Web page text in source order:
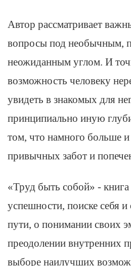
Автор рассматривает
вопросы под необычным,
неожиданным углом. И
возможность человеку
увидеть в знакомых для
принципиально иную
том, что намного больше и
привычных забот и
«Труд быть собой» - книга
успешности, поиске себя и
пути, о понимании своих
преодолении внутренних
выборе наилучших